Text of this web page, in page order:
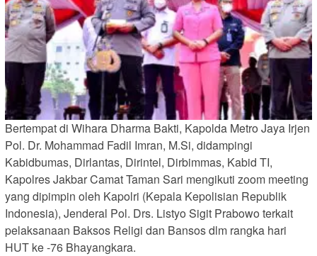
Bertempat di Wihara Dharma Bakti, Kapolda Metro Jaya Irjen
Pol. Dr. Mohammad Fadil Imran, M.Si, didampingi
Kabidbumas, Dirlantas, Dirintel, Dirbimmas, Kabid TI,
Kapolres Jakbar Camat Taman Sari mengikuti zoom meeting
yang dipimpin oleh Kapolri (Kepala Kepolisian Republik
Indonesia), Jenderal Pol. Drs. Listyo Sigit Prabowo terkait
pelaksanaan Baksos Religi dan Bansos dlm rangka hari
HUT ke -76 Bhayangkara.